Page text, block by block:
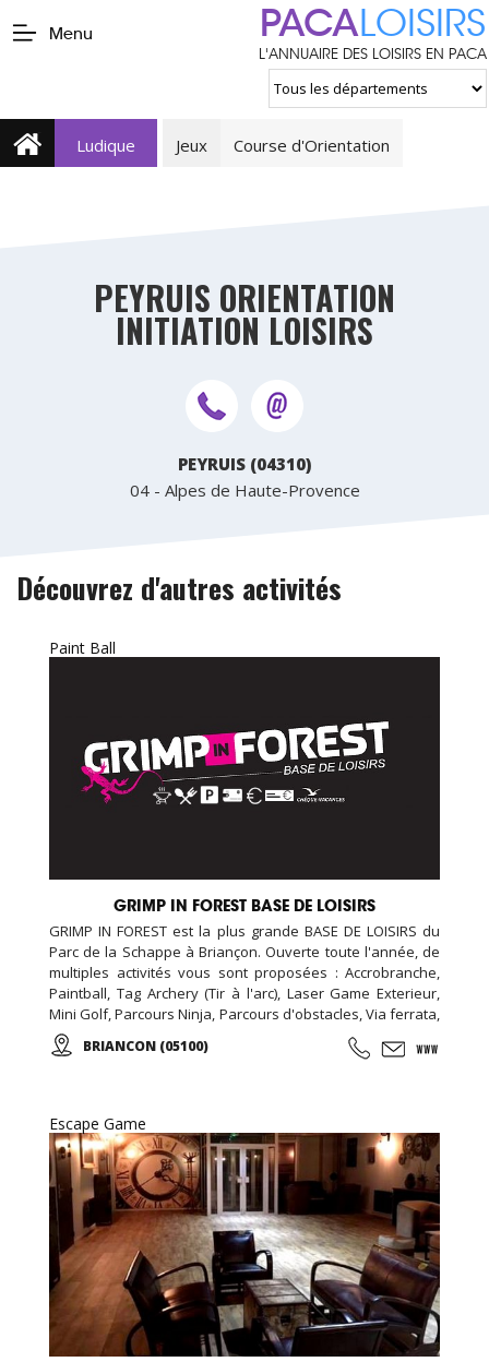
Menu PACALOISIRS
L'ANNUAIRE DES LOISIRS EN PACA
Ludique Jeux Course d'Orientation
PEYRUIS ORIENTATION
INITIATION LOISIRS
PEYRUIS (04310)
04 - Alpes de Haute-Provence
Découvrez d'autres activités
Paint Ball
GRIMP IN FOREST BASE DE LOISIRS
GRIMP IN FOREST est la plus grande BASE DE LOISIRS du
Parc de la Schappe à Briançon. Ouverte toute l'année, de
multiples activités vous sont proposées : Accrobranche,
Paintball, Tag Archery (Tir à l'arc), Laser Game Exterieur,
Mini Golf, Parcours Ninja, Parcours d'obstacles, Via ferrata,
chasse aux trésors (chasse aux indices), Biathlon... De
l'aventure, des émotions, des moments forts à partager en
soirée nocturne privative, EVG, EVJF...).
BRIANCON (05100)
Escape Game